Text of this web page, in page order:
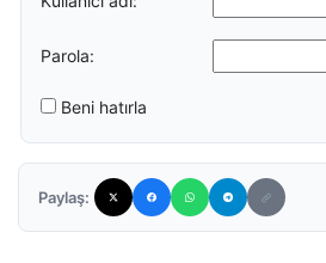
Parola:
Beni hatırla
Paylaş: